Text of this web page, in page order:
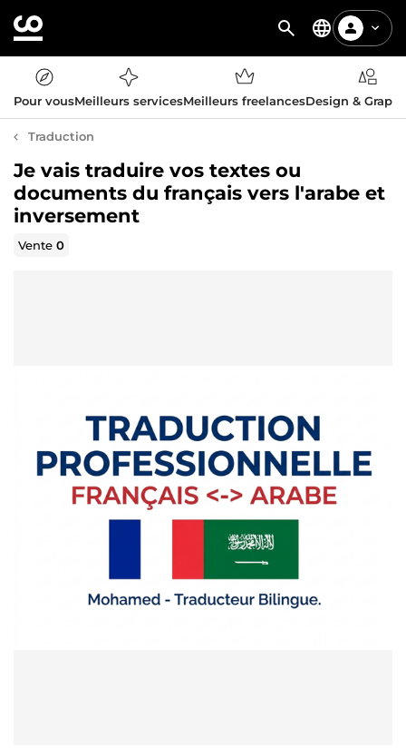
Pour vousMeilleurs servicesMeilleurs freelancesDesign &
Traduction
Je vais traduire vos textes ou
documents du français vers l'arabe et
inversement
Vente0